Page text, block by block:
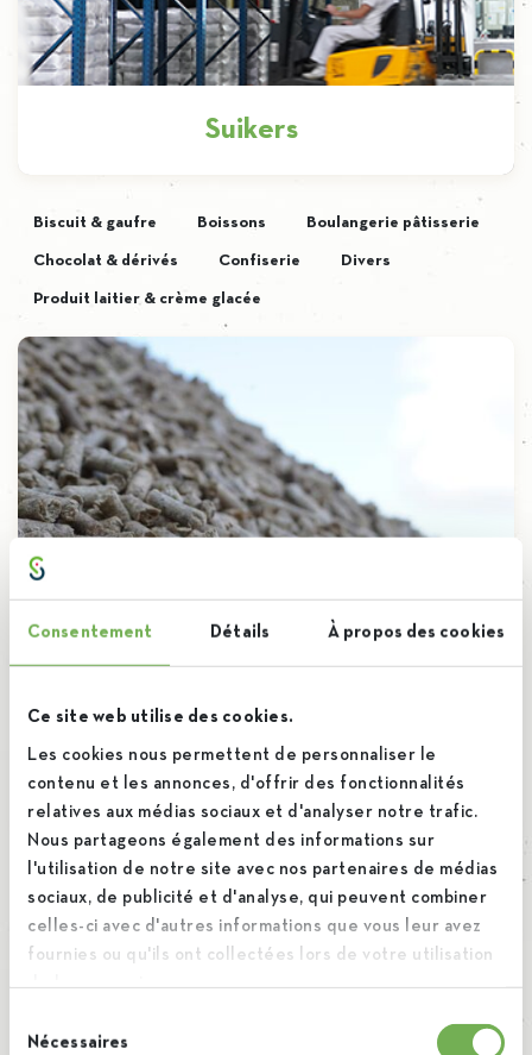
Consentement Détails À propos des cookies
Ce site web utilise des cookies.
Les cookies nous permettent de personnaliser le
contenu et les annonces, d'offrir des fonctionnalités
relatives aux médias sociaux et d'analyser notre trafic.
Nous partageons également des informations sur
l'utilisation de notre site avec nos partenaires de médias
sociaux, de publicité et d'analyse, qui peuvent combiner
celles-ci avec d'autres informations que vous leur avez
fournies ou qu'ils ont collectées lors de votre utilisation
duNécessaires
Suikers
Iscal en elk jaar produceren we er ongeveer
200.000 ton van door meer dan […]
Ontdekken
Biscuit & gaufre Boissons Boulangerie pâtisserie
Chocolat & dérivés Confiserie Divers
Produit laitier & crème glacée
Nevenproducten van bieten
In het suikerproces gaat niets verloren. Van het
miljoen ton bieten dat bij ons toekomt,
recupereren we ook het vruchtvlees […]